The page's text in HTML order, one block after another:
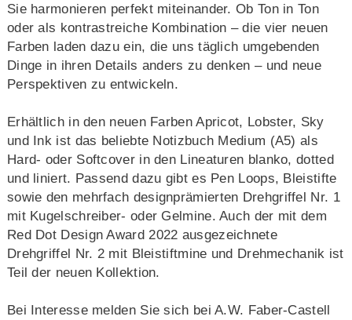
Sie harmonieren perfekt miteinander. Ob Ton in Ton
oder als kontrastreiche Kombination – die vier neuen
Farben laden dazu ein, die uns täglich umgebenden
Dinge in ihren Details anders zu denken – und neue
Perspektiven zu entwickeln.
Erhältlich in den neuen Farben Apricot, Lobster, Sky
und Ink ist das beliebte Notizbuch Medium (A5) als
Hard- oder Softcover in den Lineaturen blanko, dotted
und liniert. Passend dazu gibt es Pen Loops, Bleistifte
sowie den mehrfach designprämierten Drehgriffel Nr. 1
mit Kugelschreiber- oder Gelmine. Auch der mit dem
Red Dot Design Award 2022 ausgezeichnete
Drehgriffel Nr. 2 mit Bleistiftmine und Drehmechanik ist
Teil der neuen Kollektion.
Bei Interesse melden Sie sich bei A.W. Faber-Castell